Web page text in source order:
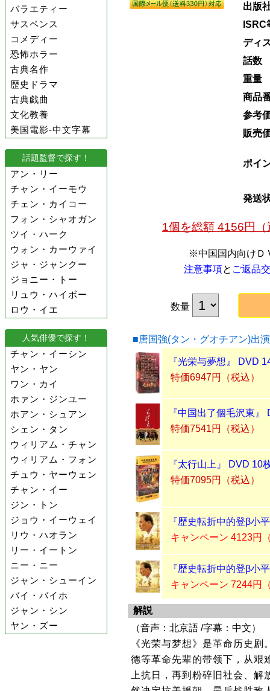
バラエティー
サスペンス
コメディー
恐怖ホラー
古典名作
歴史ドラマ
古典戯曲
文化教養
美国電影-中文字幕
話題監督で探す！
アン・リー
チャン・イーモウ
チェン・カイコー
フォン・シャオガン
ツイ・ハーク
ウォン・カーウァイ
ジャ・ジャンクー
ジョニー・トー
リュウ・ハイボー
ロウ・イエ
人気俳優で探す！
チャン・イーシン
ヤン・ヤン
ワン・カイ
ホァン・ジンユー
ホアン・シュアン
シェン・タン
ウィリアム・チャン
ウィリアム・フォン
チュウ・ヤーウェン
チャン・イー
ジン・トン
ジョウ・イーウェイ
リウ・ハオラン
リー・イートン
ニー・ニー
ジャン・シューイン
バイ・バイホ
ジャン・シン
ヤン・ズー
出版
ISRC
ディ
話数
重量
商品
参考
販売
ポイ
発送
1個を総額 4156円
※中国国内向けＤ
注意事項と ご返品
数量
■唐国強(タン・グオチアン)出
『光栄与夢想』 DVD
特価6947円（税込）
『中国出了個毛沢東』
特価7541円（税込）
『太行山上』 DVD 10
特価7095円（税込）
『歴史転折中的登β小
キャンペーン 4123円
『歴史転折中的登β小
キャンペーン 7244円
解説
（音声：北京語 /字幕：中文）
《光荣与梦想》是革命历史
德等革命先辈的带领下，从艰
上抗日，再到粉碎旧社会、